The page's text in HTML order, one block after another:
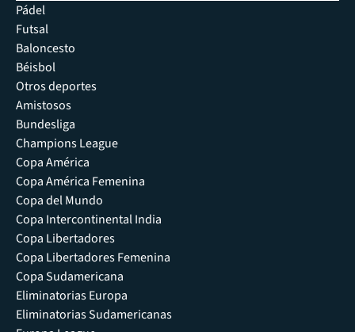
Pádel
Futsal
Baloncesto
Béisbol
Otros deportes
Amistosos
Bundesliga
Champions League
Copa América
Copa América Femenina
Copa del Mundo
Copa Intercontinental India
Copa Libertadores
Copa Libertadores Femenina
Copa Sudamericana
Eliminatorias Europa
Eliminatorias Sudamericanas